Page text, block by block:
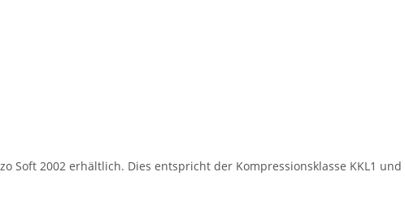
Soft 2002 erhältlich. Dies entspricht der Kompressionsklasse KKL1 und